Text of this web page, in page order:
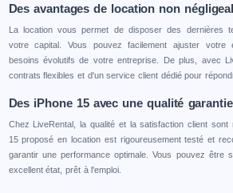
Des avantages de location non
La location vous permet de disposer des dernières
votre capital. Vous pouvez facilement ajuster votre
besoins évolutifs de votre entreprise. De plus, avec
contrats flexibles et d'un service client dédié pour
Des iPhone 15 avec une qualité garantie
Chez LiveRental, la qualité et la satisfaction client sont
15 proposé en location est rigoureusement testé et
garantir une performance optimale. Vous pouvez être
excellent état, prêt à l'emploi.